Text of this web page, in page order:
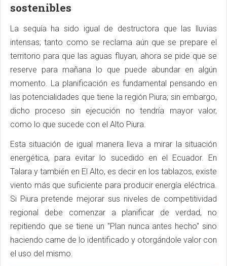
sostenibles
La sequía ha sido igual de destructora que las lluvias
intensas; tanto como se reclama aún que se prepare el
territorio para que las aguas fluyan, ahora se pide que se
reserve para mañana lo que puede abundar en algún
momento. La planificación es fundamental pensando en
las potencialidades que tiene la región Piura; sin embargo,
dicho proceso sin ejecución no tendría mayor valor,
como lo que sucede con el Alto Piura.
Esta situación de igual manera lleva a mirar la situación
energética, para evitar lo sucedido en el Ecuador. En
Talara y también en El Alto, es decir en los tablazos, existe
viento más que suficiente para producir energía eléctrica.
Si Piura pretende mejorar sus niveles de competitividad
regional debe comenzar a planificar de verdad, no
repitiendo que se tiene un "Plan nunca antes hecho" sino
haciendo carne de lo identificado y otorgándole valor con
el uso del mismo.